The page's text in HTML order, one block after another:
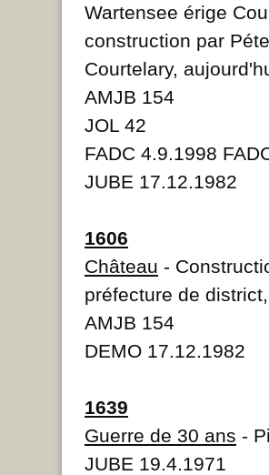
Wartensee érige
construction par
Courtelary,
AMJB 154
JOL 42
FADC 4.9.1998
JUBE 17.12.1982
1606
Château -
préfecture de
AMJB 154
DEMO 17.12.1982
1639
Guerre de 30 ans -
JUBE 19.4.1971